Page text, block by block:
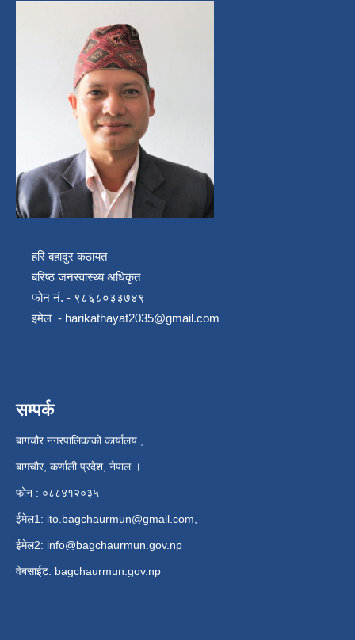
हरि बहादुर कठायत
बरिष्ठ जनस्वास्थ्य अधिकृत
फोन नं. - ९८६८०३३७४९
इमेल - harikathayat2035@gmail.com
सम्पर्क
बागचौर नगरपालिकाको कार्यालय ,
बागचौर, कर्णाली प्रदेश, नेपाल ।
फोन : ०८८४१२०३५
ईमेल1: ito.bagchaurmun@gmail.com
ईमेल2: info@bagchaurmun.gov.np
वे‍बसाईट: bagchaurmun.gov.np